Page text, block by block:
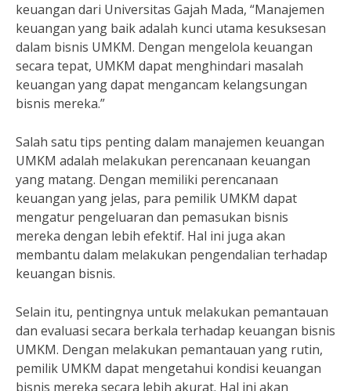
keuangan dari Universitas Gajah Mada, “Manajemen
keuangan yang baik adalah kunci utama kesuksesan
dalam bisnis UMKM. Dengan mengelola keuangan
secara tepat, UMKM dapat menghindari masalah
keuangan yang dapat mengancam kelangsungan
bisnis mereka.”
Salah satu tips penting dalam manajemen keuangan
UMKM adalah melakukan perencanaan keuangan
yang matang. Dengan memiliki perencanaan
keuangan yang jelas, para pemilik UMKM dapat
mengatur pengeluaran dan pemasukan bisnis
mereka dengan lebih efektif. Hal ini juga akan
membantu dalam melakukan pengendalian terhadap
keuangan bisnis.
Selain itu, pentingnya untuk melakukan pemantauan
dan evaluasi secara berkala terhadap keuangan bisnis
UMKM. Dengan melakukan pemantauan yang rutin,
pemilik UMKM dapat mengetahui kondisi keuangan
bisnis mereka secara lebih akurat. Hal ini akan